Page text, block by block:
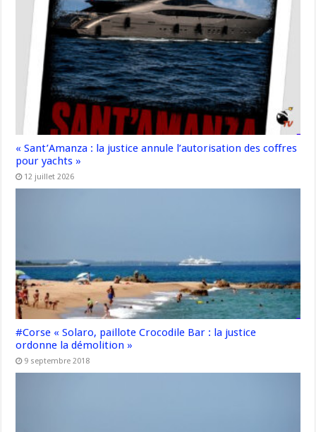
« Sant’Amanza : la justice annule l’autorisation des coffres
pour yachts »
12 juillet 2026
#Corse « Solaro, paillote Crocodile Bar : la justice
ordonne la démolition »
9 septembre 2018